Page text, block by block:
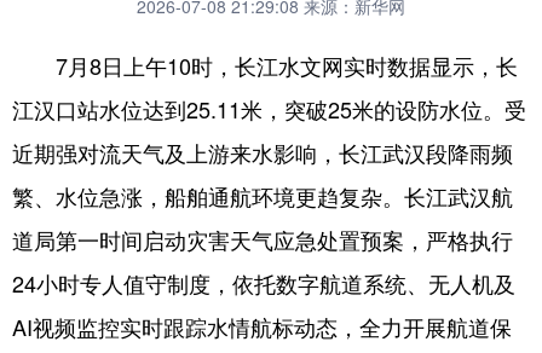
科创 量子
文化 书画 健康 军事
访谈 视频 图片 政务
法律 中央文件 金融 汽车
学术中国 乡村振兴 银龄 溯源中国
城市 旅游 能源 会展
2026-07-08 21:29:08 来源：新华网
7月8日上午10时，长江水文网实时数据显示，长
江汉口站水位达到25.11米，突破25米的设防水位。受
近期强对流天气及上游来水影响，长江武汉段降雨频
繁、水位急涨，船舶通航环境更趋复杂。长江武汉航
道局第一时间启动灾害天气应急处置预案，严格执行
24小时专人值守制度，依托数字航道系统、无人机及
AI视频监控实时跟踪水情航标动态，全力开展航道保